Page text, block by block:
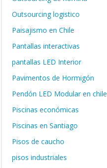
Outsourcing logistico
Paisajismo en Chile
Pantallas interactivas
pantallas LED Interior
Pavimentos de Hormigón
Pendón LED Modular en chile
Piscinas económicas
Piscinas en Santiago
Pisos de caucho
pisos industriales